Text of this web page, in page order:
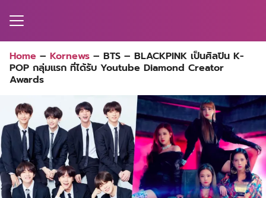
for:
Home – Kornews – BTS – BLACKPINK เป็นศิลปิน K-
POP กลุ่มแรก ที่ได้รับ Youtube Diamond Creator
Awards